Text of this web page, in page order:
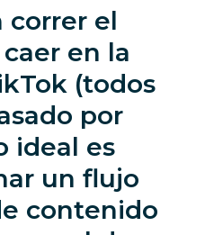
correr el
en la
(todos
por
ideal es
un flujo
contenido